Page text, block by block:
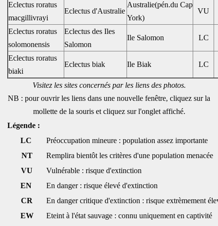
Eclectus roratus
macgillivrayi
Eclectus d'Australie
Australie(pén.du Cap
York)
VU
Eclectus roratus
solomonensis
Eclectus des Iles
Salomon
Ile Salomon LC
Eclectus roratus
biaki
Eclectus biak Ile Biak LC
Visitez les sites concernés par les liens des photos.
NB : pour ouvrir les liens dans une nouvelle fenêtre, cliquez sur la
mollette de la souris et cliquez sur l'onglet affiché.
Légende :
LC
Préoccupation mineure : population assez importante
NT
Remplira bientôt les critères d'une population menacée
VU
Vulnérable : risque d'extinction
EN
En danger : risque élevé d'extinction
CR
En danger critique d'extinction : risque extrèmement
EW
Eteint à l'état sauvage : connu uniquement en captivité